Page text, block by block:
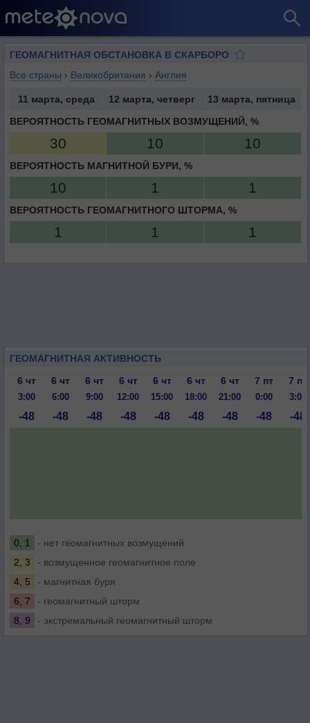
ГЕОМАГНИТНАЯ ОБСТАНОВКА В СКАРБОРО
Все страны › Великобритания › Англия
11 марта, среда 12 марта, четверг
13 марта, пятница
ВЕРОЯТНОСТЬ ГЕОМАГНИТНЫХ ВОЗМУЩЕНИЙ, %
30 10 10
ВЕРОЯТНОСТЬ МАГНИТНОЙ БУРИ, %
10 1 1
ВЕРОЯТНОСТЬ ГЕОМАГНИТНОГО ШТОРМА, %
1 1 1
ГЕОМАГНИТНАЯ АКТИВНОСТЬ
6 чт
6 чт 6 чт 6 чт 6 чт 6 чт 6 чт 7 пт 7 пт
3:00 6:00 9:00 12:00 15:00 18:00 21:00 0:00 3:00
-48 -48 -48 -48 -48 -48 -48 -48 -48
0, 1
- нет геомагнитных возмущений
2, 3
- возмущенное геомагнитное поле
4, 5
- магнитная буря
6, 7
- геомагнитный шторм
8, 9
- экстремальный геомагнитный шторм